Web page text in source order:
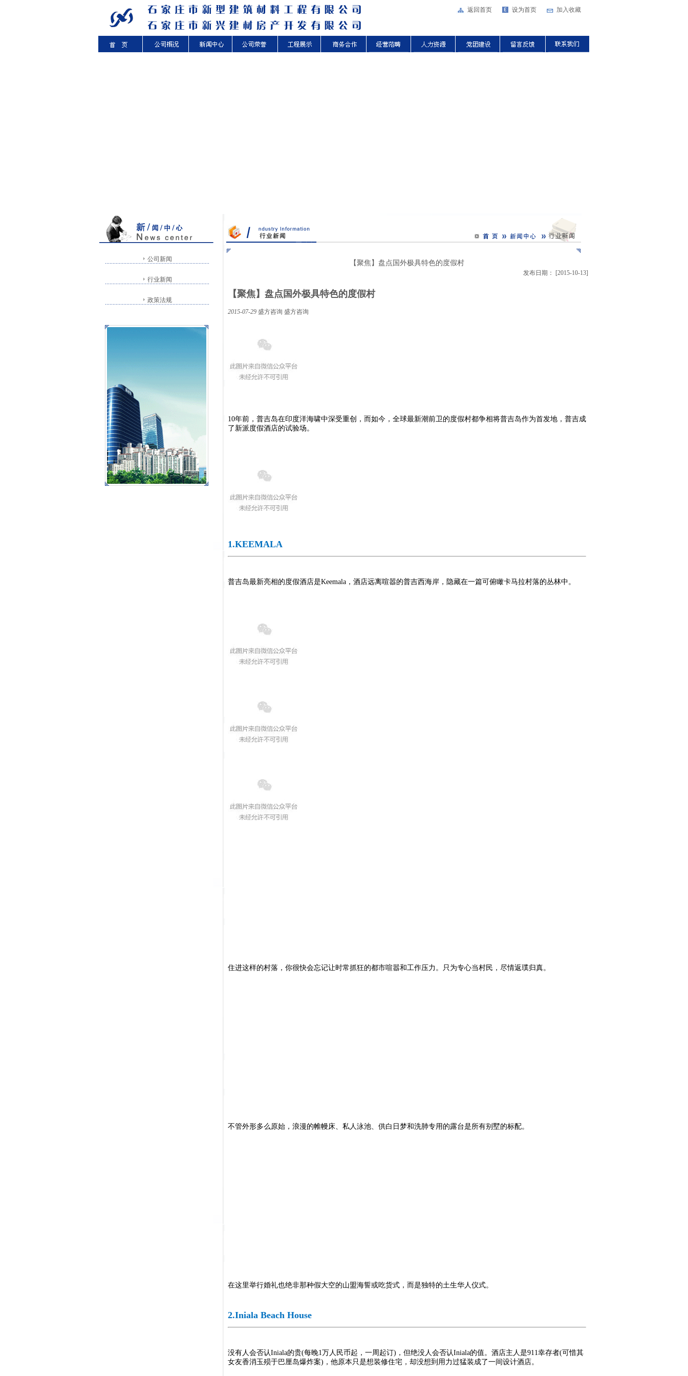
返回首页 设为首页 加入收藏
公司新闻
行业新闻
政策法规
【聚焦】盘点国外极具特色的度假村
发布日期： [2015-10-13]
【聚焦】盘点国外极具特色的度假村
2015-07-29 盛方咨询 盛方咨询
10年前，普吉岛在印度洋海啸中深受重创，而如今，全球最新潮前卫的度假村都争相将普吉岛作为首发地，普吉成
了新派度假酒店的试验场。
1.KEEMALA
普吉岛最新亮相的度假酒店是Keemala，酒店远离喧嚣的普吉西海岸，隐藏在一篇可俯瞰卡马拉村落的丛林中。
住进这样的村落，你很快会忘记让时常抓狂的都市喧嚣和工作压力。只为专心当村民，尽情返璞归真。
不管外形多么原始，浪漫的帷幔床、私人泳池、供白日梦和洗肺专用的露台是所有别墅的标配。
在这里举行婚礼也绝非那种假大空的山盟海誓或吃货式，而是独特的土生华人仪式。
2.Iniala Beach House
没有人会否认Iniala的贵(每晚1万人民币起，一周起订)，但绝没人会否认Iniala的值。酒店主人是911幸存者(可惜其
女友香消玉殒于巴厘岛爆炸案)，他原本只是想装修住宅，却没想到用力过猛装成了一间设计酒店。